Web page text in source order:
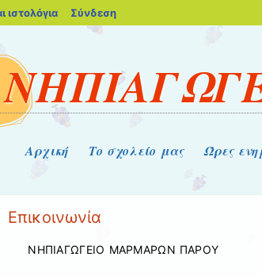
ιστολόγια blogs.sch.gr
Σύνδεση
Μενού
Μετάβαση στο περιεχόμενο
Αρχική Το σχολείο μας Ώρες
Επικοινωνία
ΝΗΠΙΑΓΩΓΕΙΟ ΜΑΡΜΑΡΩΝ ΠΑΡΟΥ